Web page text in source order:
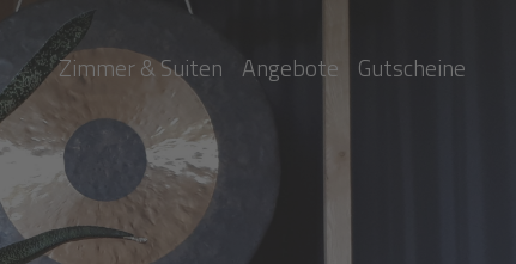
Zimmer & Suiten Angebote Gutscheine